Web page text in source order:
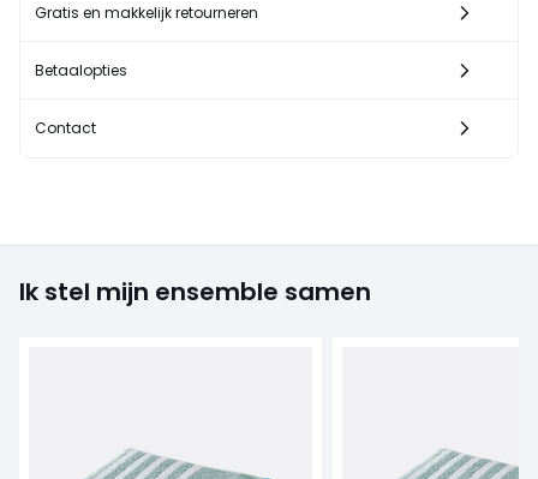
Gratis en makkelijk retourneren
Betaalopties
Contact
Ik stel mijn ensemble samen